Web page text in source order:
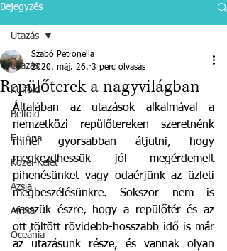
Bejegyzés
Utazás
Külföld
Belföld
Európa
Közel-Kelet
Ázsia
Afrika
Óceánia
Utazás
Repülőterek a nagyvilágban
Szabó Petronella
2020. máj. 26. 3 perc olvasás
Általában az utazások alkalmával a
nemzetközi repülőtereken szeretnénk
minél gyorsabban átjutni, hogy
megkezdhessük jól megérdemelt
pihenésünket vagy odaérjünk az üzleti
megbeszélésünkre. Sokszor nem is
vesszük észre, hogy a repülőtér és az
ott töltött rövidebb-hosszabb idő is már
az utazásunk része, és vannak olyan